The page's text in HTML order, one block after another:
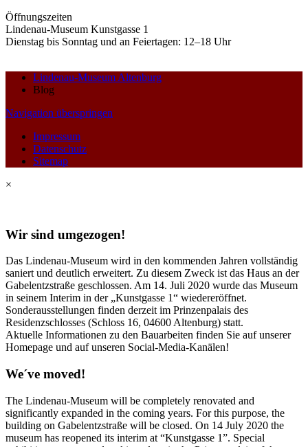
Öffnungszeiten
Lindenau-Museum Kunstgasse 1
Dienstag bis Sonntag und an Feiertagen: 12–18 Uhr
Lindenau-Museum Altenburg
Blog
Navigation überspringen
Impressum
Datenschutz
Sitemap
×
Wir sind umgezogen!
Das Lindenau-Museum wird in den kommenden Jahren vollständig
saniert und deutlich erweitert. Zu diesem Zweck ist das Haus an der
Gabelentzstraße geschlossen. Am 14. Juli 2020 wurde das Museum
in seinem Interim in der „Kunstgasse 1“ wiedereröffnet.
Sonderausstellungen finden derzeit im Prinzenpalais des
Residenzschlosses (Schloss 16, 04600 Altenburg) statt.
Aktuelle Informationen zu den Bauarbeiten finden Sie auf unserer
Homepage und auf unseren Social-Media-Kanälen!
We´ve moved!
The Lindenau-Museum will be completely renovated and
significantly expanded in the coming years. For this purpose, the
building on Gabelentzstraße will be closed. On 14 July 2020 the
museum has reopened its interim at “Kunstgasse 1”. Special